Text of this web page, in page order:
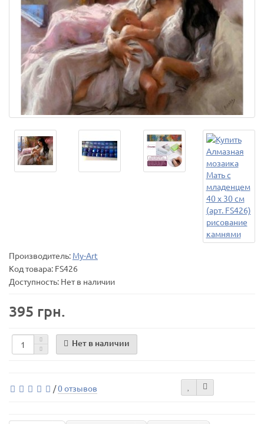
Производитель: My-Art
Код товара: FS426
Доступность: Нет в наличии
395 грн.
Нет в наличии
/0 отзывов